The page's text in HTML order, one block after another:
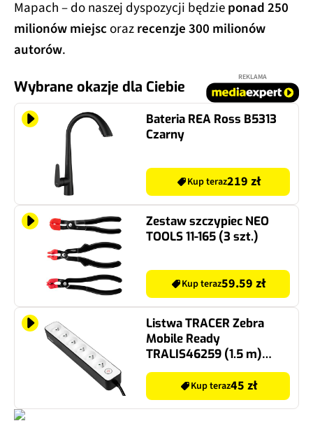
Mapach – do naszej dyspozycji będzieponad 250
milionów miejscorazrecenzje 300 milionów
autorów.
Wybrane okazje dla Ciebie
REKLAMA
Bateria REA Ross B5313
Czarny
Kup teraz219 zł
Zestaw szczypiec NEO
TOOLS 11-165 (3 szt.)
Kup teraz59.59 zł
Listwa TRACER Zebra
Mobile Ready
TRALIS46259 (1.5 m)
Biało-czarny
Kup teraz45 zł